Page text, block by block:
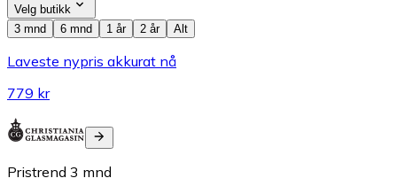
Velg butikk
3 mnd
6 mnd 1 år 2 år Alt
Laveste nypris akkurat nå
779 kr
Pristrend 3 mnd